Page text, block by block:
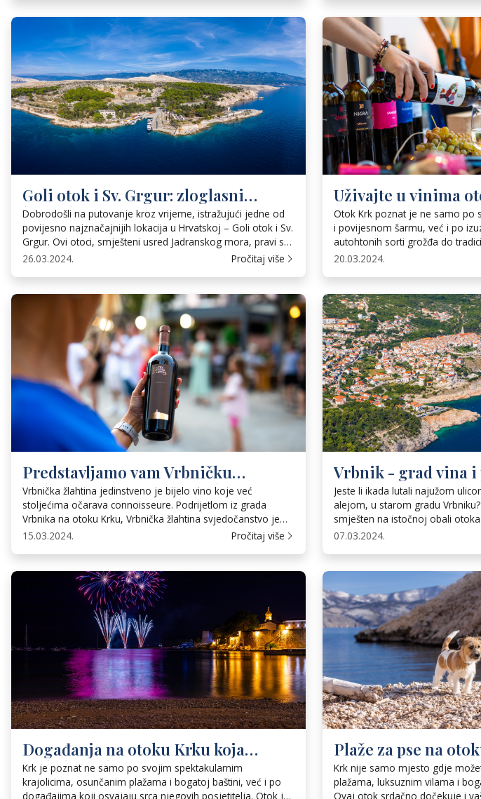
Zemljopisni pregled Košljun se nalazi […]
bogatim, ugodnim okusom
proslavljena […]
Goli otok i Sv. Grgur: zloglasni
hrvatski zatvori na otocima
Dobrodošli na putovanje kroz vrijeme, istražujući jedne od
povijesno najznačajnijih lokacija u Hrvatskoj – Goli otok i Sv.
Grgur. Ovi otoci, smješteni usred Jadranskog mora, pravi su
podsjetnici na hrvatsku burnu prošlost tijekom 20. stoljeća.
Iako su sada pitomi, njihova je povijest sve samo ne takva.
26.03.2024. Pročitaj više
Uživajte u vinima
Otok Krk poznat je ne samo po
i povijesnom šarmu, već i po
autohtonih sorti grožđa do
proizvodnje vina, doživite
čine destinacijom koju moraju
bijelo vino zlatne boje koje
20.03.2024.
Predstavljamo vam Vrbničku
žlahtinu, neopjevanu junakinju
vinskog svijeta
Vrbnička žlahtina jedinstveno je bijelo vino koje već
stoljećima očarava connoisseure. Podrijetlom iz grada
Vrbnika na otoku Krku, Vrbnička žlahtina svjedočanstvo je
bogate hrvatske vinarske baštine, utjelovljujući okuse i duh
Jadrana. Kratki pregled Naziv “Žlahtina” potječe od slavenske
žlahtine koja je autohtona na ovim prostorima i […]
15.03.2024. Pročitaj više
Vrbnik - grad vina
Jeste li ikada lutali najužom
alejom, u starom gradu
smješten na istočnoj obali
bogatu povijest i razvijeno
Vrbnika datira iz 1100. godine
07.03.2024.
Događanja na otoku Krku koja
svakako trebate posjetiti
Krk je poznat ne samo po svojim spektakularnim
krajolicima, osunčanim plažama i bogatoj baštini, već i po
događajima koji osvajaju srca njegovih posjetitelja. Otok je
Plaže za pse na
Krk nije samo mjesto gdje
plažama, luksuznim vilama i
Ovaj otok srdačno dočekuje i